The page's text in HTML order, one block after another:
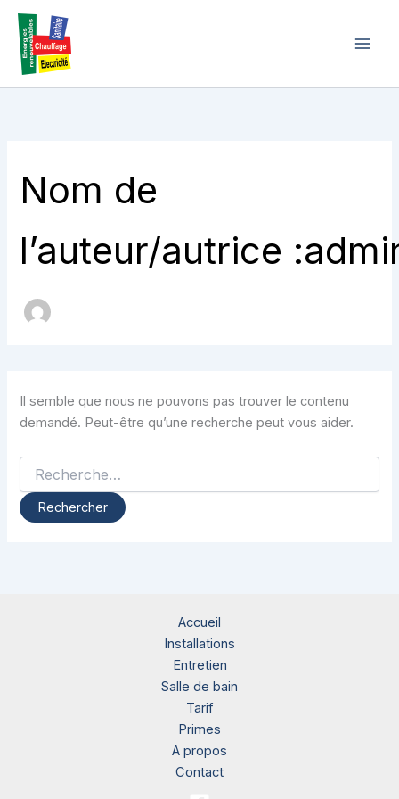
Aller
contenu
Nom de
l’auteur/autrice
Il semble que nous ne pouvons pas trouver le contenu
demandé. Peut-être qu’une recherche peut vous aider.
Accueil
Installations
Entretien
Salle de bain
Tarif
Primes
A propos
Contact